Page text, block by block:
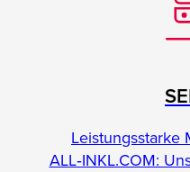
Leistungsstarke
ALL‑INKL.COM: